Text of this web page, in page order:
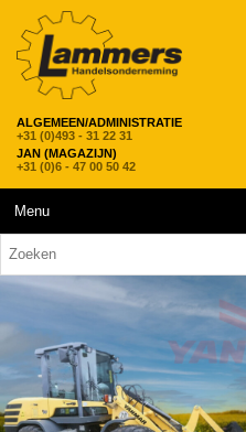
ALGEMEEN/ADMINISTRATIE
+31 (0)493 - 31 22 31
JAN (MAGAZIJN)
+31 (0)6 - 47 00 50 42
Menu